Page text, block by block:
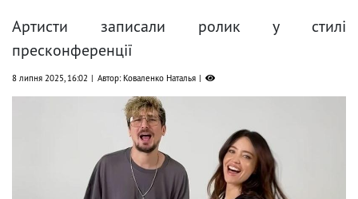
Артисти записали ролик у стилі
пресконференції
8 липня 2025, 16:02 Автор: Коваленко Наталья